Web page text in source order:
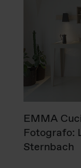
EMMA
Fotografo:
Sternbach